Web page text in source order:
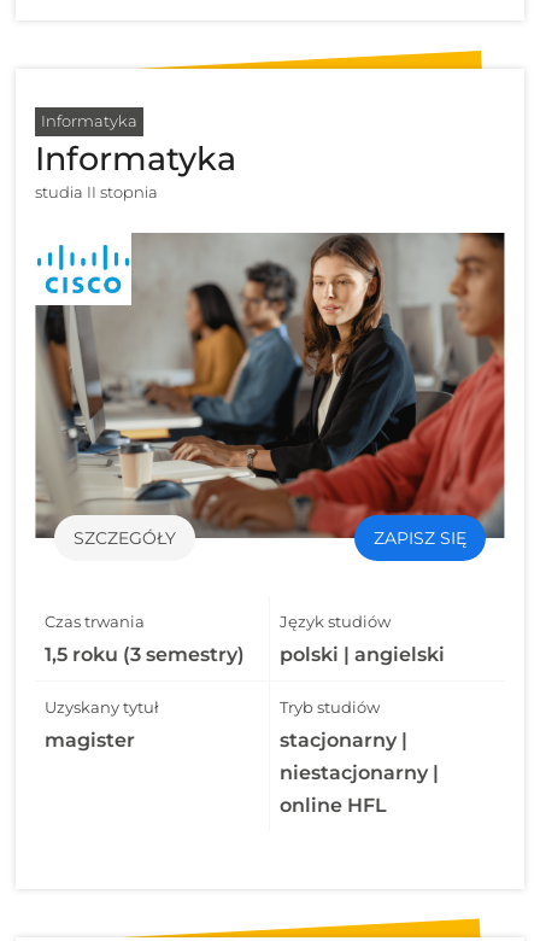
Informatyka
Informatyka
studia II stopnia
SZCZEGÓŁY ZAPISZ SIĘ
Czas trwania
1,5 roku (3 semestry)
Język studiów
polski | angielski
Uzyskany tytuł
magister
Tryb studiów
stacjonarny |
niestacjonarny |
online HFL